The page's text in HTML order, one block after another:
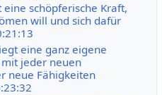
schöpferische Kraft,
will und sich dafür
eine ganz eigene
jeder neuen
neue Fähigkeiten